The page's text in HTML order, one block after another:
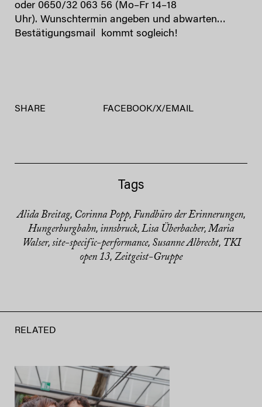
oder 0650/32 063 56 (Mo–Fr 14–18
Uhr). Wunschtermin angeben und abwarten…
Bestätigungsmail kommt sogleich!
SHARE FACEBOOK/X/EMAIL
Tags
Alida Breitag, Corinna Popp, Fundbüro der Erinnerungen,
Hungerburgbahn, innsbruck, Lisa Überbacher, Maria
Walser, site-specific-performance, Susanne Albrecht, TKI
open 13, Zeitgeist-Gruppe
RELATED